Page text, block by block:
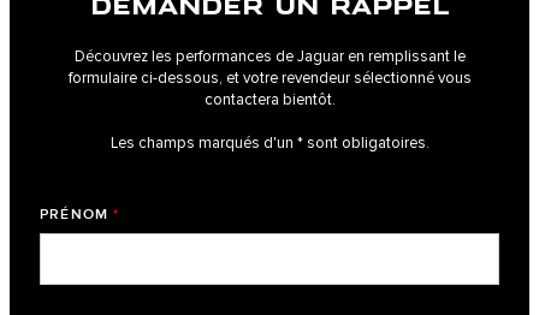
Découvrez les performances de Jaguar en remplissant le
formulaire ci-dessous, et votre revendeur sélectionné vous
contactera bientôt.
Les champs marqués d'un * sont obligatoires.
PRÉNOM *